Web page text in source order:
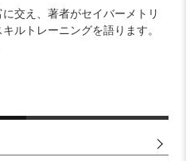
交え、著者がセイバーメトリ
ルトレーニングを語ります。